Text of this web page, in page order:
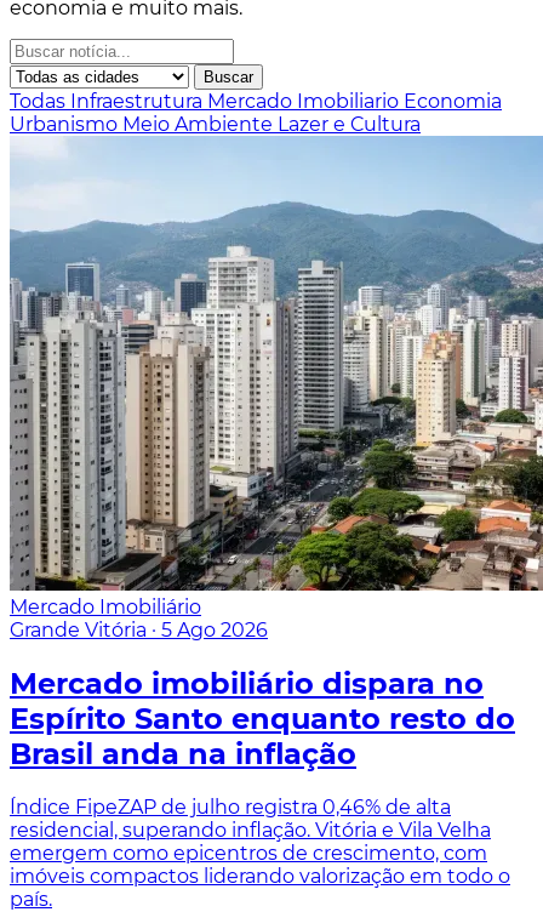
economia e muito mais.
Buscar
Todas Infraestrutura Mercado Imobiliario Economia
Urbanismo Meio Ambiente Lazer e Cultura
Mercado Imobiliário
Grande Vitória · 5 Ago 2026
Mercado imobiliário dispara no
Espírito Santo enquanto resto do
Brasil anda na inflação
Índice FipeZAP de julho registra 0,46% de alta
residencial, superando inflação. Vitória e Vila Velha
emergem como epicentros de crescimento, com
imóveis compactos liderando valorização em todo o
país.